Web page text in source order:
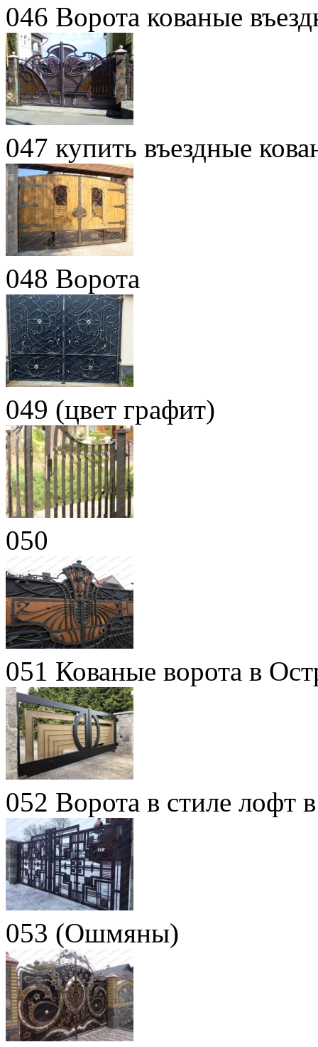
046 Ворота кованые
047 купить въездные
048 Ворота
049 (цвет графит)
050
051 Кованые ворота в
052 Ворота в стиле лофт
053 (Ошмяны)